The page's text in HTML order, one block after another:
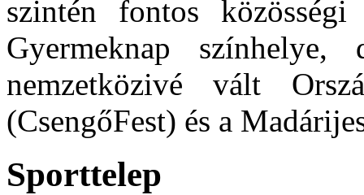
szintén fontos
Gyermeknap
nemzetközivé vált
(CsengőFest) és a
Sporttelep